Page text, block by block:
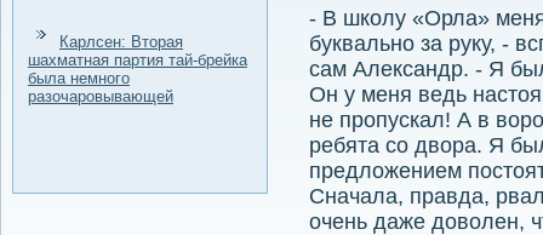
Карлсен: Вторая
шахматная партия тай-брейка
была немного
разочаровывающей
- В школу «Орла»
буквально за руку, -
сам Александр. - Я
Он у меня ведь
не пропускал! А в
ребята со двора. Я
предложением
Сначала, правда,
очень даже доволен,